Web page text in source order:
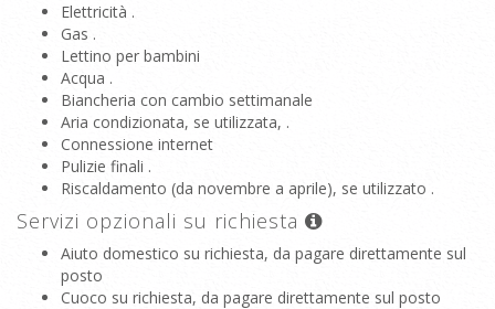
Elettricità .
Gas .
Lettino per bambini
Acqua .
Biancheria con cambio settimanale
Aria condizionata, se utilizzata, .
Connessione internet
Pulizie finali .
Riscaldamento (da novembre a aprile), se utilizzato .
Servizi opzionali su richiesta
Aiuto domestico su richiesta, da pagare direttamente sul
posto
Cuoco su richiesta, da pagare direttamente sul posto